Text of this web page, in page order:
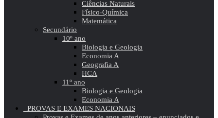
Ciências Naturais
Físico-Química
Matemática
Secundário
10º ano
Biologia e Geologia
Economia A
Geografia A
HCA
11º ano
Biologia e Geologia
Economia A
PROVAS E EXAMES NACIONAIS